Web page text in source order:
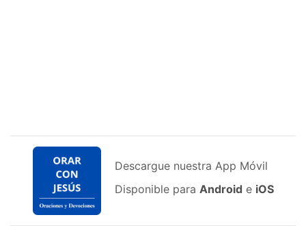
Descargue nuestra App Móvil
Disponible para Android e iOS